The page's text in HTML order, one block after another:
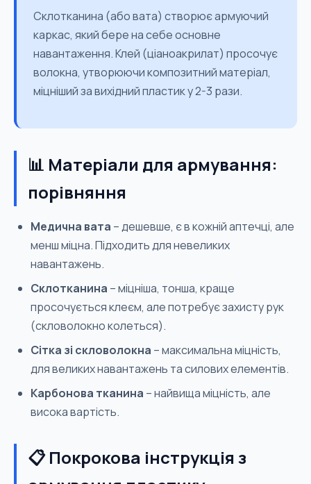
Склотканина (або вата) створює армуючий
каркас, який бере на себе основне
навантаження. Клей (ціаноакрилат) просочує
волокна, утворюючи композитний матеріал,
міцніший за вихідний пластик у 2-3 рази.
📊 Матеріали для армування:
порівняння
Медична вата – дешевше, є в кожній аптечці, але
менш міцна. Підходить для невеликих
навантажень.
Склотканина – міцніша, тонша, краще
просочується клеєм, але потребує захисту рук
(скловолокно колеться).
Сітка зі скловолокна – максимальна міцність,
для великих навантажень та силових елементів.
Карбонова тканина – найвища міцність, але
висока вартість.
📋 Покрокова інструкція з